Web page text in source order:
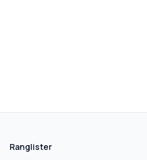
Hvad leder du efter?
Ranglister